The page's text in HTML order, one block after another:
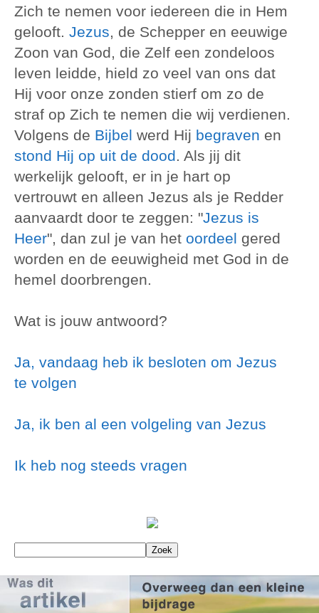
Zich te nemen voor iedereen die in Hem
gelooft. Jezus, de Schepper en eeuwige
Zoon van God, die Zelf een zondeloos
leven leidde, hield zo veel van ons dat
Hij voor onze zonden stierf om zo de
straf op Zich te nemen die wij verdienen.
Volgens de Bijbel werd Hij begraven en
stond Hij op uit de dood. Als jij dit
werkelijk gelooft, er in je hart op
vertrouwt en alleen Jezus als je Redder
aanvaardt door te zeggen: "Jezus is
Heer", dan zul je van het oordeel gered
worden en de eeuwigheid met God in de
hemel doorbrengen.
Wat is jouw antwoord?
Ja, vandaag heb ik besloten om Jezus
te volgen
Ja, ik ben al een volgeling van Jezus
Ik heb nog steeds vragen